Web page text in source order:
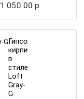
1 050.00 р.
Гипсовый
кирпич
в
стиле
Loft
Gray-
G